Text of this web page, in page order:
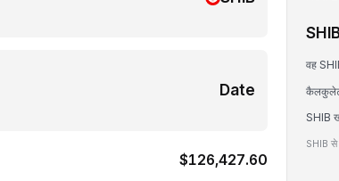
Date
$126,427.60
वह
SHIB
SHIB से